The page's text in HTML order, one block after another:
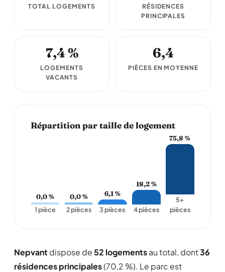
TOTAL LOGEMENTS
RÉSIDENCES
PRINCIPALES
7,4 %
LOGEMENTS
VACANTS
6,4
PIÈCES EN MOYENNE
Répartition par taille de logement
0,0 %
1 pièce
0,0 %
2 pièces
6,1 %
3 pièces
18,2 %
4 pièces
75,8 %
5+
pièces
Nepvant dispose de52 logementsau total, dont36
résidences principales(70,2 %). Le parc est